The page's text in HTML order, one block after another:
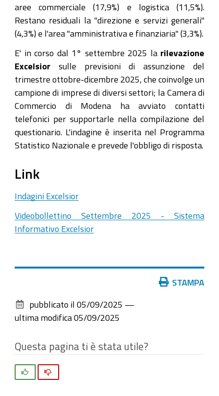
aree commerciale (17,9%) e logistica (11,5%).
Restano residuali la "direzione e servizi generali"
(4,3%) e l'area "amministrativa e finanziaria" (3,3%).
E' in corso dal 1° settembre 2025 la rilevazione
Excelsior sulle previsioni di assunzione del
trimestre ottobre-dicembre 2025, che coinvolge un
campione di imprese di diversi settori; la Camera di
Commercio di Modena ha avviato contatti
telefonici per supportarle nella compilazione del
questionario. L'indagine è inserita nel Programma
Statistico Nazionale e prevede l'obbligo di risposta.
Link
Indagini Excelsior
Videobollettino Settembre 2025 - Sistema
Informativo Excelsior
documento
STAMPA
pubblicato il 05/09/2025 —
ultima modifica 05/09/2025
Questa pagina ti è stata utile?